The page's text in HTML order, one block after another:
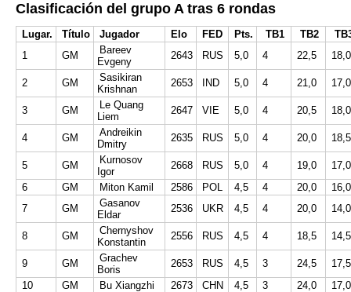
Clasificación del grupo A tras 6 rondas
Lugar. Título Jugador Elo FED Pts. TB1 TB2
1
GM
Bareev
Evgeny
2643 RUS 5,0 4 22,5 18,0
2 GM
Sasikiran
Krishnan
2653 IND 5,0 4 21,0 17,0
3 GM
Le Quang
Liem
2647 VIE 5,0 4 20,5 18,0
4 GM
Andreikin
Dmitry
2635 RUS 5,0 4 20,0 18,5
5 GM
Kurnosov
Igor
2668 RUS 5,0 4 19,0
17,0
6
GM Miton Kamil 2586 POL 4,5 4 20,0
16,0
7
GM
Gasanov
Eldar
2536 UKR 4,5 4 20,0 14,0
8 GM
Chernyshov
Konstantin
2556 RUS 4,5 4 18,5 14,5
9 GM
Grachev
Boris
2653 RUS 4,5 3 24,5
17,5
10
GM Bu Xiangzhi 2673 CHN 4,5 3 24,0
17,0